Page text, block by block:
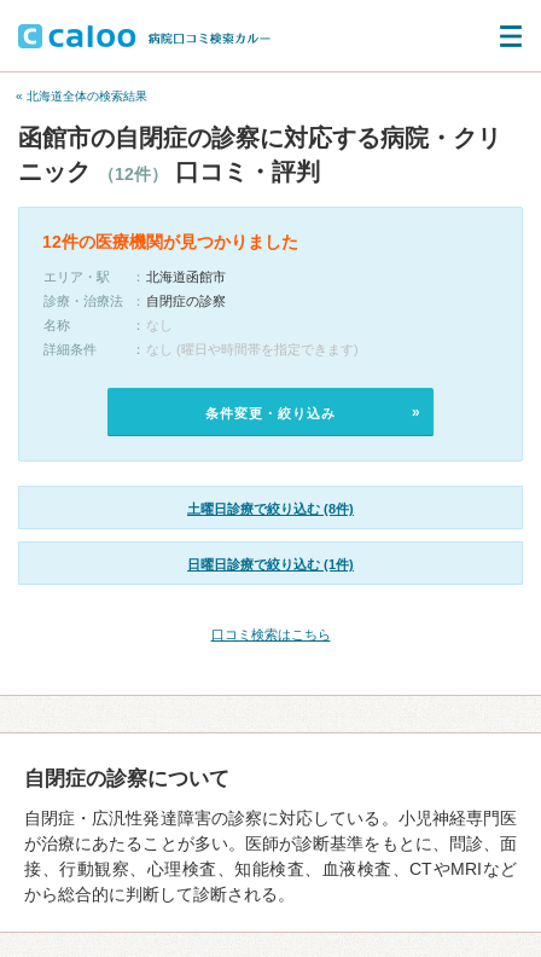
« 北海道全体の検索結果
函館市の自閉症の診察に対応する病院・クリ
ニック
（12件） 口コミ・評判
12件の医療機関が見つかりました
エリア・駅
北海道函館市
診療・治療法
自閉症の診察
名称
なし
詳細条件
なし (曜日や時間帯を指定できます)
条件変更・絞り込み
土曜日診療で絞り込む (8件)
日曜日診療で絞り込む (1件)
口コミ検索はこちら
自閉症の診察について
自閉症・広汎性発達障害の診察に対応している。小児神経専門医
が治療にあたることが多い。医師が診断基準をもとに、問診、面
接、行動観察、心理検査、知能検査、血液検査、CTやMRIなど
から総合的に判断して診断される。